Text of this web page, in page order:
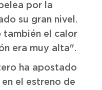
por la
su gran nivel.
también el calor
era muy alta".
ha apostado
el estreno de